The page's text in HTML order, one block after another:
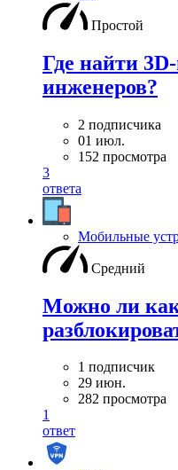
Простой
Где найти
инженеров?
2 подписчика
01 июл.
152 просмотра
3
ответа
Мобильные
Средний
Можно ли
1 подписчик
29 июн.
282 просмотра
1
ответ